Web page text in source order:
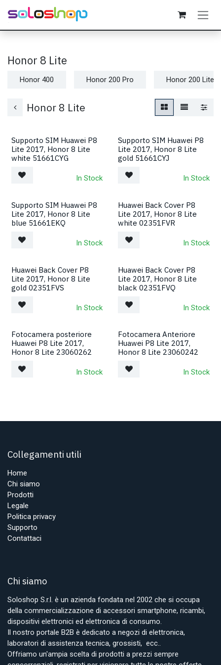
Passa al contenuto
Honor 8 Lite
Honor 400 Honor 200 Pro Honor 200 Lite
Honor 8 Lite
Supporto SIM Huawei P8
Lite 2017, Honor 8 Lite
white 51661CYG
In Stock
Supporto SIM Huawei P8
Lite 2017, Honor 8 Lite
gold 51661CYJ
In Stock
Supporto SIM Huawei P8
Lite 2017, Honor 8 Lite
blue 51661EKQ
In Stock
Huawei Back Cover P8
Lite 2017, Honor 8 Lite
white 02351FVR
In Stock
Huawei Back Cover P8
Lite 2017, Honor 8 Lite
gold 02351FVS
In Stock
Huawei Back Cover P8
Lite 2017, Honor 8 Lite
black 02351FVQ
In Stock
Fotocamera posteriore
Huawei P8 Lite 2017,
Honor 8 Lite 23060262
In Stock
Fotocamera Anteriore
Huawei P8 Lite 2017,
Honor 8 Lite 23060242
In Stock
Collegamenti utili
Home
Chi siamo
Prodotti
Legale
Politica privacy
Supporto
Contattaci
Chi siamo
Soloshop S.r.l. è un azienda fondata nel 2002 che si occupa
della commercializzazione di accessori smartphone, ricambi,
dispositivi elettronici ed elettronica di consumo.
Il nostro portale B2B è dedicato a negozi di elettronica,
laboratori di assistenza tecnica, grossisti, ecc..
Offriamo un'ampia scelta di prodotti a prezzi sempre